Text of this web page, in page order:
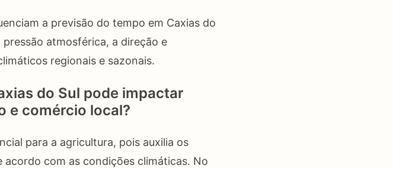
a previsão do tempo em Caxias do
atmosférica, a direção e
regionais e sazonais.
do Sul pode impactar
e comércio local?
para a agricultura, pois auxilia os
com as condições climáticas. No